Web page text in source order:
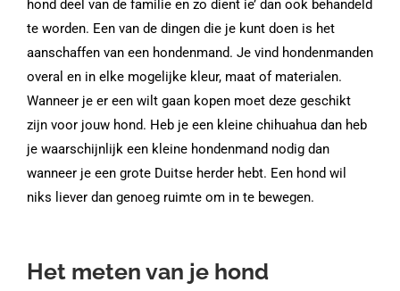
hond deel van de familie en zo dient ie’ dan ook behandeld
te worden. Een van de dingen die je kunt doen is het
aanschaffen van een hondenmand. Je vind hondenmanden
overal en in elke mogelijke kleur, maat of materialen.
Wanneer je er een wilt gaan kopen moet deze geschikt
zijn voor jouw hond. Heb je een kleine chihuahua dan heb
je waarschijnlijk een kleine hondenmand nodig dan
wanneer je een grote Duitse herder hebt. Een hond wil
niks liever dan genoeg ruimte om in te bewegen.
Het meten van je hond